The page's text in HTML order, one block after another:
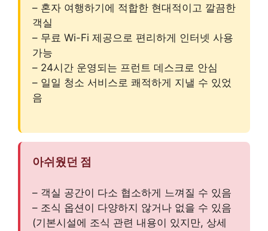
– 혼자 여행하기에 적합한 현대적이고 깔끔한
객실
– 무료 Wi-Fi 제공으로 편리하게 인터넷 사용
가능
– 24시간 운영되는 프런트 데스크로 안심
– 일일 청소 서비스로 쾌적하게 지낼 수 있었
음
아쉬웠던 점
– 객실 공간이 다소 협소하게 느껴질 수 있음
– 조식 옵션이 다양하지 않거나 없을 수 있음
(기본시설에 조식 관련 내용이 있지만, 상세